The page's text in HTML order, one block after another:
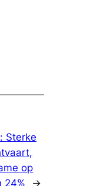
Sterke
op
24%
→